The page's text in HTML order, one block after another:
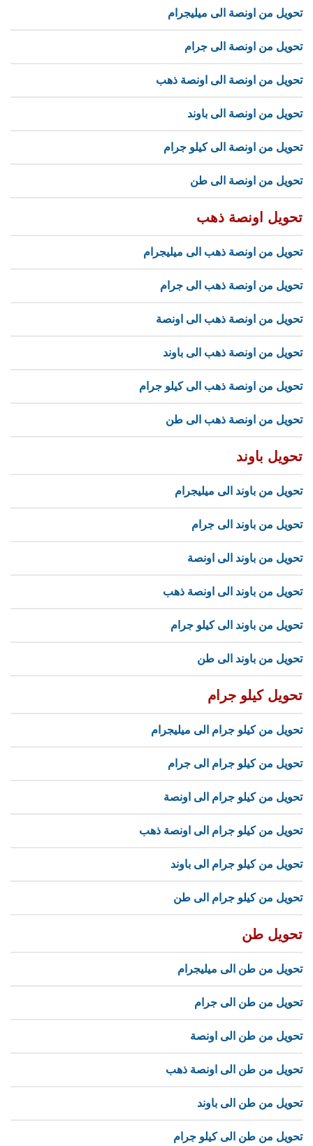
تحويل من اونصة الى ميليجرام
تحويل من اونصة الى جرام
تحويل من اونصة الى اونصة ذهب
تحويل من اونصة الى باوند
تحويل من اونصة الى كيلو جرام
تحويل من اونصة الى طن
تحويل اونصة ذهب
تحويل من اونصة ذهب الى ميليجرام
تحويل من اونصة ذهب الى جرام
تحويل من اونصة ذهب الى اونصة
تحويل من اونصة ذهب الى باوند
تحويل من اونصة ذهب الى كيلو جرام
تحويل من اونصة ذهب الى طن
تحويل باوند
تحويل من باوند الى ميليجرام
تحويل من باوند الى جرام
تحويل من باوند الى اونصة
تحويل من باوند الى اونصة ذهب
تحويل من باوند الى كيلو جرام
تحويل من باوند الى طن
تحويل كيلو جرام
تحويل من كيلو جرام الى ميليجرام
تحويل من كيلو جرام الى جرام
تحويل من كيلو جرام الى اونصة
تحويل من كيلو جرام الى اونصة ذهب
تحويل من كيلو جرام الى باوند
تحويل من كيلو جرام الى طن
تحويل طن
تحويل من طن الى ميليجرام
تحويل من طن الى جرام
تحويل من طن الى اونصة
تحويل من طن الى اونصة ذهب
تحويل من طن الى باوند
تحويل من طن الى كيلو جرام